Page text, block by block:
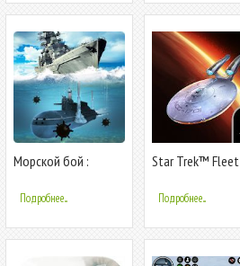
Морской бой :
Подробнее...
Star Trek™ Fleet
Подробнее...